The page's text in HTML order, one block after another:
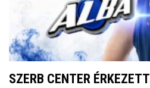
SZERB CENTER ÉRKEZETT